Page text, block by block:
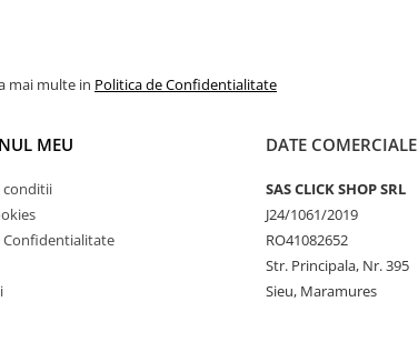
mai multe in Politica de Confidentialitate
MEU
conditii
Confidentialitate
DATE COMERCIALE
SAS CLICK SHOP SRL
J24/1061/2019
RO41082652
Str. Principala, Nr. 395
Sieu, Maramures